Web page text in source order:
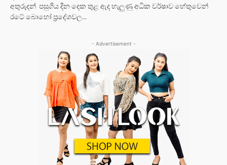
අතුරුදන් පසුගිය දින දෙක තුළ ඇද හැලුණු අධික වර්ෂාව හේතුවෙන්
රටේ බොහෝ ප්‍රදේශවල...
- Advertisement -